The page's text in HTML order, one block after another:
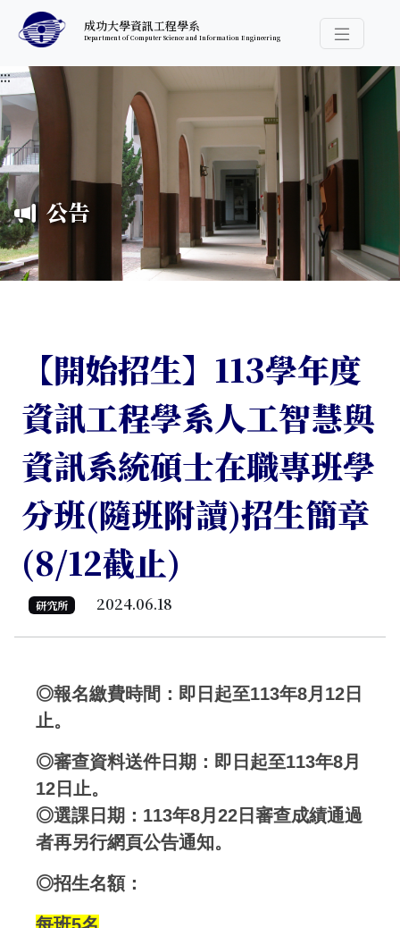
跳至中央內容區塊
成功大學資訊工程學系
Department of Computer Science and Information Engineering
導覽選
:::
公告
【開始招生】113學年度
資訊工程學系人工智慧與
資訊系統碩士在職專班學
分班(隨班附讀)招生簡章
(8/12截止)
研究所 2024.06.18
◎報名繳費時間：即日起至113年8月12日
止。
◎審查資料送件日期： 即日起至113年8月
12日止。
◎選課日期： 113年8月22日 審查成績通過
者再另行網頁公告通知。
◎招生名額：